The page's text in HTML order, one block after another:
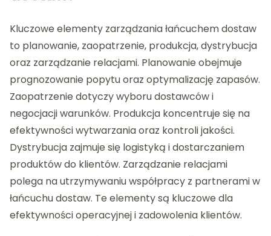
Kluczowe elementy zarządzania łańcuchem dostaw
to planowanie, zaopatrzenie, produkcja, dystrybucja
oraz zarządzanie relacjami. Planowanie obejmuje
prognozowanie popytu oraz optymalizację zapasów.
Zaopatrzenie dotyczy wyboru dostawców i
negocjacji warunków. Produkcja koncentruje się na
efektywności wytwarzania oraz kontroli jakości.
Dystrybucja zajmuje się logistyką i dostarczaniem
produktów do klientów. Zarządzanie relacjami
polega na utrzymywaniu współpracy z partnerami w
łańcuchu dostaw. Te elementy są kluczowe dla
efektywności operacyjnej i zadowolenia klientów.